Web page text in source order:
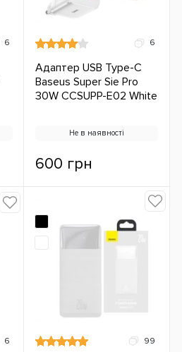
6 6
Адаптер USB Type-C
Baseus Super Sie Pro
30W CCSUPP-E02 White
Не в наявності
600 грн
6 99